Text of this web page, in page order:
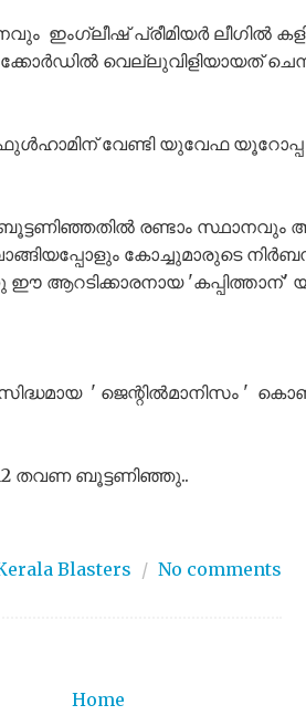
ഇംഗ്ലീഷ് പ്രീമിയർ ലീഗിൽ
വെല്ലുവിളിയായത്
വേണ്ടി യുവേഫ യൂറോപ്പ
രണ്ടാം സ്ഥാനവും
കോച്ചുമാരുടെ
ഈ ആറടിക്കാരനായ 'കപ്പിത്താന്'
' ജെന്റിൽമാനിസം '
തവണ ബൂട്ടണിഞ്ഞു..
Blasters / No comments
Home